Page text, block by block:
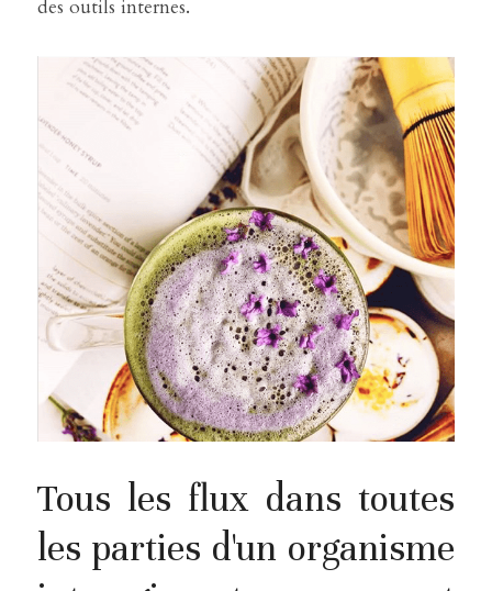
des outils internes.
Tous les flux dans toutes
les parties d'un organisme